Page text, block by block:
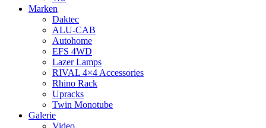
Marken
Daktec
ALU-CAB
Autohome
EFS 4WD
Lazer Lamps
RIVAL 4×4 Accessories
Rhino Rack
Upracks
Twin Monotube
Galerie
Video